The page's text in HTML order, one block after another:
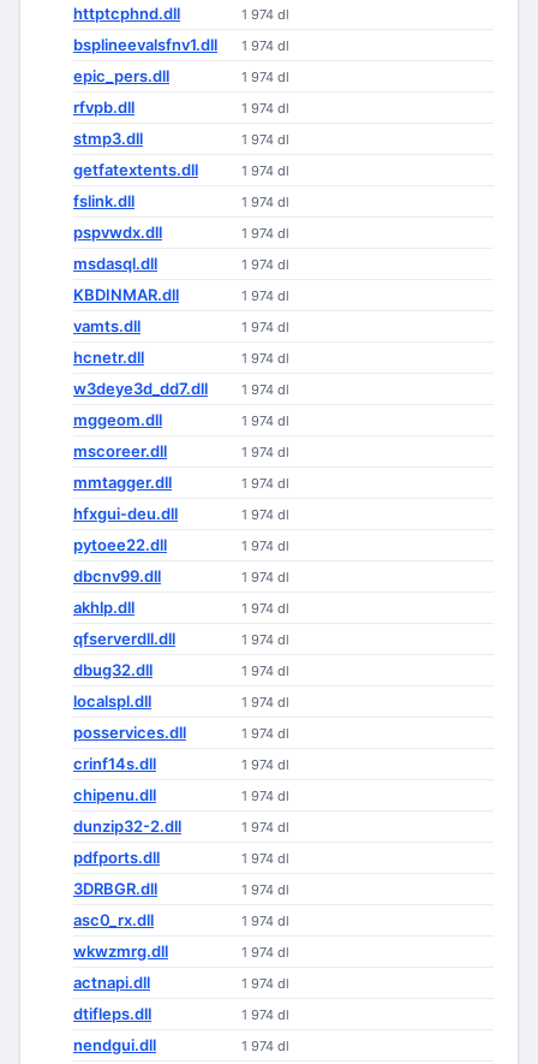
httptcphnd.dll 1 974 dl
bsplineevalsfnv1.dll 1 974 dl
epic_pers.dll 1 974 dl
rfvpb.dll 1 974 dl
stmp3.dll 1 974 dl
getfatextents.dll 1 974 dl
fslink.dll 1 974 dl
pspvwdx.dll 1 974 dl
msdasql.dll 1 974 dl
KBDINMAR.dll 1 974 dl
vamts.dll 1 974 dl
hcnetr.dll 1 974 dl
w3deye3d_dd7.dll 1 974 dl
mggeom.dll 1 974 dl
mscoreer.dll 1 974 dl
mmtagger.dll 1 974 dl
hfxgui-deu.dll 1 974 dl
pytoee22.dll 1 974 dl
dbcnv99.dll 1 974 dl
akhlp.dll 1 974 dl
qfserverdll.dll 1 974 dl
dbug32.dll 1 974 dl
localspl.dll 1 974 dl
posservices.dll 1 974 dl
crinf14s.dll 1 974 dl
chipenu.dll 1 974 dl
dunzip32-2.dll 1 974 dl
pdfports.dll 1 974 dl
3DRBGR.dll 1 974 dl
asc0_rx.dll 1 974 dl
wkwzmrg.dll 1 974 dl
actnapi.dll 1 974 dl
dtifleps.dll 1 974 dl
nendgui.dll 1 974 dl